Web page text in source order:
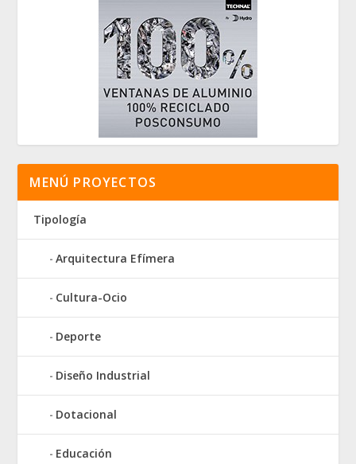
MENÚ PROYECTOS
Tipología
Arquitectura Efímera
Cultura-Ocio
Deporte
Diseño Industrial
Dotacional
Educación